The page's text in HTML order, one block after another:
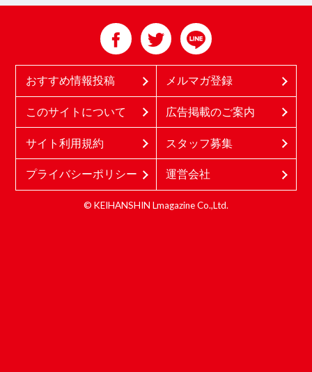
おすすめ情報投稿 メルマガ登録
このサイトについて 広告掲載のご案内
サイト利用規約 スタッフ募集
プライバシーポリシー 運営会社
© KEIHANSHIN Lmagazine Co.,Ltd.